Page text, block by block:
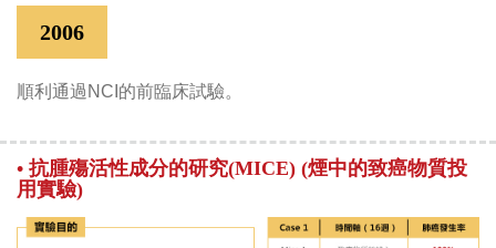
2006
順利通過NCI的前臨床試驗。
• 抗腫殤活性成分的研究(MICE) (煙中的致癌物質投
用實驗)